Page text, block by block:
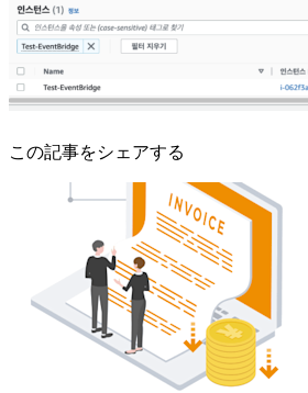
この記事をシェアする